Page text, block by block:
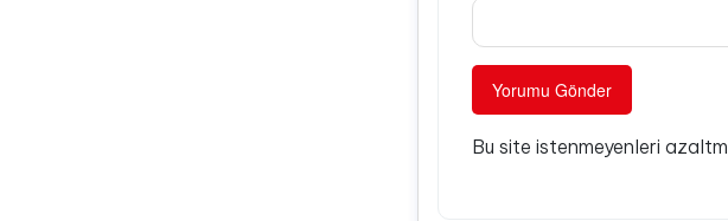
Bu site istenmeyenleri